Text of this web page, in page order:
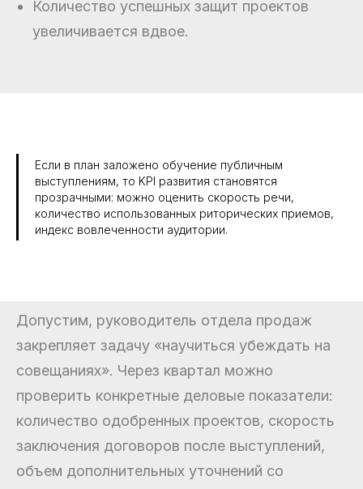
Количество успешных защит проектов
увеличивается вдвое.
Если в план заложено обучение публичным
выступлениям, то KPI развития становятся
прозрачными: можно оценить скорость речи,
количество использованных риторических приемов,
индекс вовлеченности аудитории.
Допустим, руководитель отдела продаж
закрепляет задачу «научиться убеждать на
совещаниях». Через квартал можно
проверить конкретные деловые показатели:
количество одобренных проектов, скорость
заключения договоров после выступлений,
объем дополнительных уточнений со